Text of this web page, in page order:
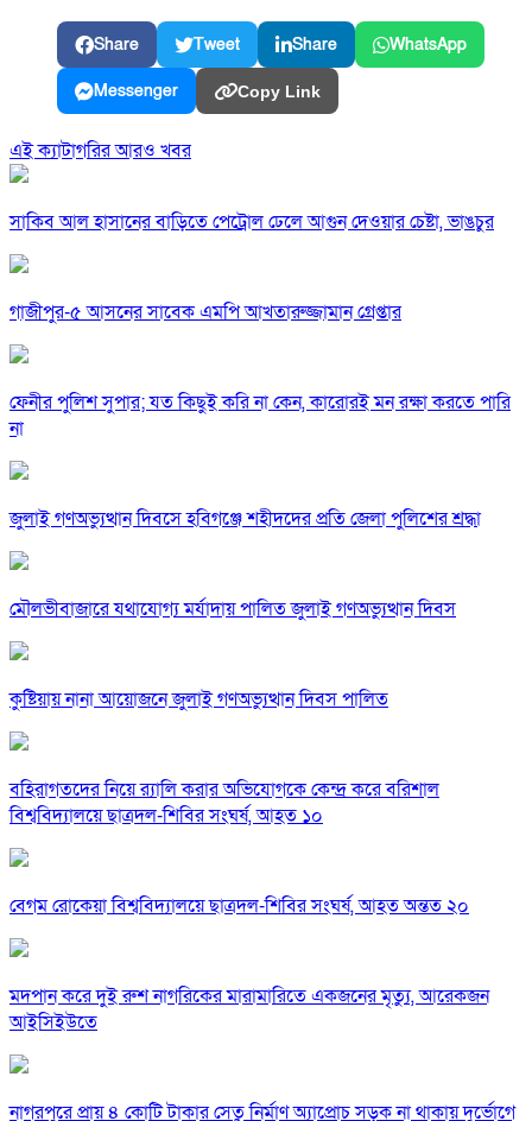
Share Tweet Share WhatsApp
Messenger Copy Link
এই ক্যাটাগরির আরও খবর
সাকিব আল হাসানের বাড়িতে পেট্রোল ঢেলে আগুন দেওয়ার চেষ্টা, ভাঙচুর
গাজীপুর-৫ আসনের সাবেক এমপি আখতারুজ্জামান গ্রেপ্তার
ফেনীর পুলিশ সুপার; যত কিছুই করি না কেন, কারোরই মন রক্ষা করতে পারি
না
জুলাই গণঅভ্যুত্থান দিবসে হবিগঞ্জে শহীদদের প্রতি জেলা পুলিশের শ্রদ্ধা
মৌলভীবাজারে যথাযোগ্য মর্যাদায় পালিত জুলাই গণঅভ্যুত্থান দিবস
কুষ্টিয়ায় নানা আয়োজনে জুলাই গণঅভ্যুত্থান দিবস পালিত
বহিরাগতদের নিয়ে র‍্যালি করার অভিযোগকে কেন্দ্র করে বরিশাল
বিশ্ববিদ্যালয়ে ছাত্রদল-শিবির সংঘর্ষ, আহত ১০
বেগম রোকেয়া বিশ্ববিদ্যালয়ে ছাত্রদল-শিবির সংঘর্ষ, আহত অন্তত ২০
মদপান করে দুই রুশ নাগরিকের মারামারিতে একজনের মৃত্যু, আরেকজন
আইসিইউতে
নাগরপুরে প্রায় ৪ কোটি টাকার সেতু নির্মাণ অ্যাপ্রোচ সড়ক না থাকায় দুর্ভোগে